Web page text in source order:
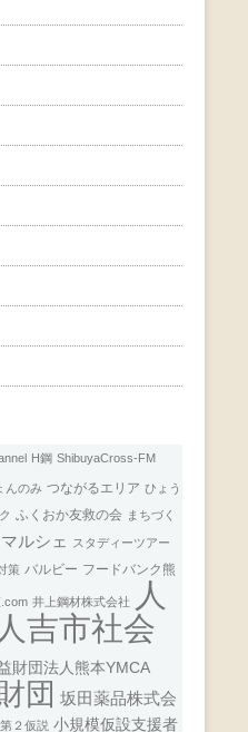
H鋼 ShibuyaCross-FM
んのみ つながるエリア ひょう
ふくおか友救の会 まちづく
ルシェ
スタディーツアー
策 バルビー フードバンク熊
井上鋼材株式会社
人
人吉市社会
財団法人熊本YMCA
団 坂田薬品株式会
２仮説 小規模仮設支援者